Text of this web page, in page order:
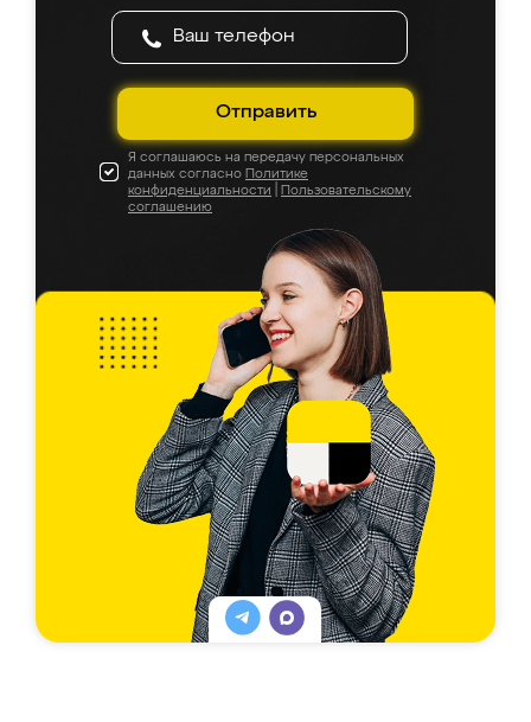
Отправить
Я соглашаюсь на передачу персональных
данных согласно Политике
конфиденциальности
Пользовательскому
соглашению